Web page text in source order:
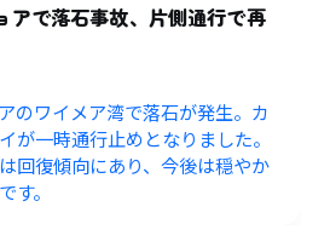
アで落石事故、片側通行で再
のワイメア湾で落石が発生。カ
が一時通行止めとなりました。
回復傾向にあり、今後は穏やか
す。